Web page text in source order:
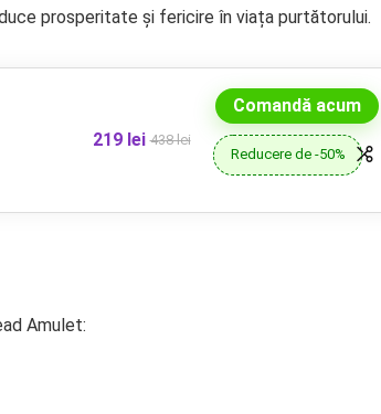
prosperitate și fericire în viața purtătorului.
219 lei 438 lei
Comandă acum
Reducere de -50%
Amulet: